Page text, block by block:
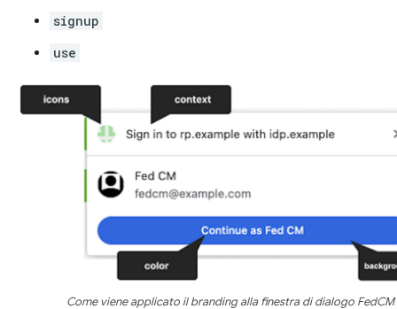
signup
use
Come viene applicato il branding alla finestra di dialogo FedCM